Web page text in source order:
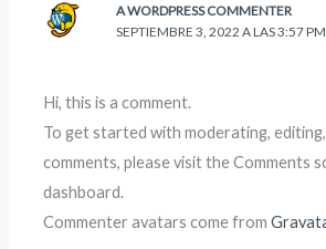
A WORDPRESS COMMENTER
SEPTIEMBRE 3, 2022 A LAS 3:57 PM
Hi, this is a comment.
To get started with moderating,
comments, please visit the Comments
dashboard.
Commenter avatars come from